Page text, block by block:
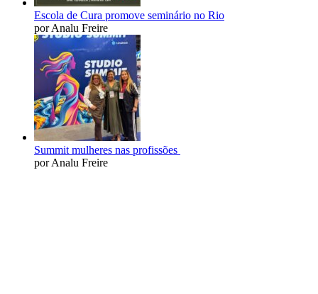
Escola de Cura promove seminário no Rio
por Analu Freire
Summit mulheres nas profissões
por Analu Freire